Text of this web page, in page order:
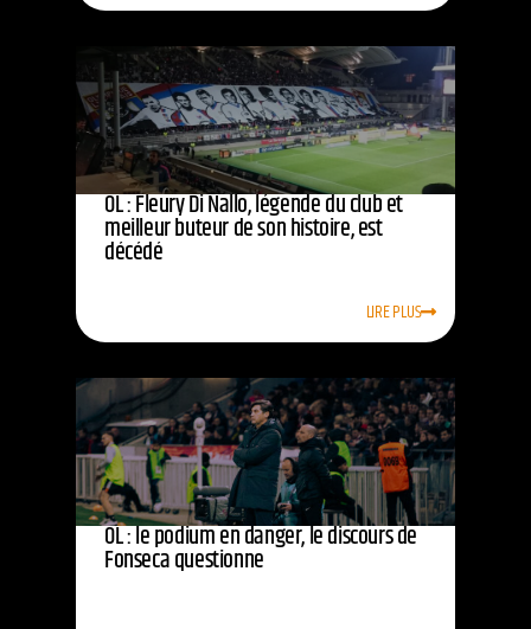
OL : Fleury Di Nallo, légende du club et
meilleur buteur de son histoire, est
décédé
LIRE PLUS
OL : le podium en danger, le discours de
Fonseca questionne